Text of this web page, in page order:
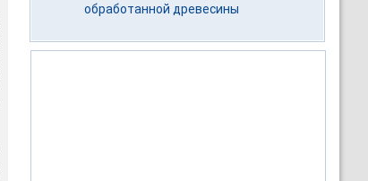
обработанной древесины